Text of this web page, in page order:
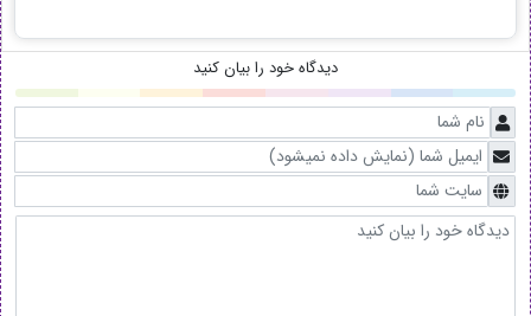
دیدگاه خود را بیان کنید